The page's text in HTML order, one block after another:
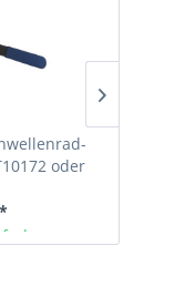
oder